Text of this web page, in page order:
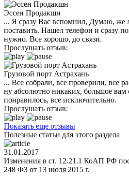
Эссен Продакшн
... Я сразу Вас вспомнил, Думаю, же
поставить. Нашел телефон и сразу
нужно. Все хорошо, до связи.
Прослушать отзыв:
Грузовой порт Астрахань
... Все собрали, все проверили, все
ну абсолютно никаких, большое вам
понравилось, все исключительно.
Прослушать отзыв:
Показать еще отзывы
Полезные статьи для этого раздела
31.01.2017
Изменения в ст. 12.21.1 КоАП РФ
248 ФЗ от 13 июля 2015 г.